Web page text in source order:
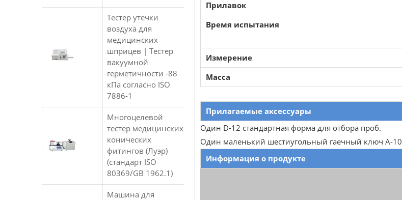
Тестер утечки
воздуха для
медицинских
шприцев | Тестер
вакуумной
герметичности -88
кПа согласно ISO
7886-1
Многоцелевой
тестер медицинских
конических
фитингов (Луэр)
(стандарт ISO
80369/GB 1962.1)
Машина для
Прилавок
Время испытания
Измерение
Масса
Прилагаемые аксессуары
Один D-12 стандартная форма для отбора проб.
Один маленький шестиугольный гаечный ключ A-10
Информация о продукте